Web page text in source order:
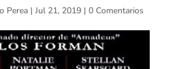
Perea| Jul 21, 2019| 0 Comentarios